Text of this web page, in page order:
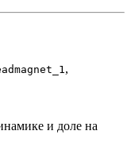
,
и доле на